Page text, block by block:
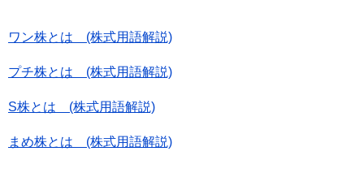
ワン株とは (株式用語解説)
プチ株とは (株式用語解説)
S株とは (株式用語解説)
まめ株とは (株式用語解説)